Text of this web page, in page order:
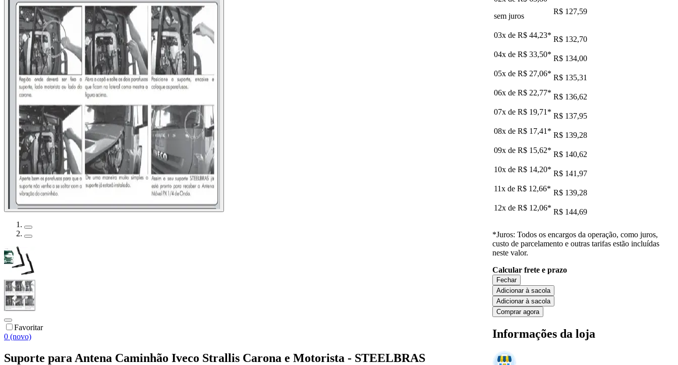
Favoritar
0 (novo)
Suporte para Antena Caminhão Iveco Strallis Carona e Motorista - STEELBRAS
sem juros
R$ 127,59
03x de R$ 44,23* R$ 132,70
04x de R$ 33,50* R$ 134,00
05x de R$ 27,06* R$ 135,31
06x de R$ 22,77* R$ 136,62
07x de R$ 19,71 * R$ 137,95
08x de R$ 17,41 * R$ 139,28
09x de R$ 15,62* R$ 140,62
10x de R$ 14,20* R$ 141,97
11x de R$ 12,66* R$ 139,28
12x de R$ 12,06* R$ 144,69
*Juros: Todos os encargos da operação, como juros,
custo de parcelamento e outras tarifas estão incluídas
neste valor.
Calcular frete e prazo
Fechar
Adicionar à sacola
Adicionar à sacola
Comprar agora
Informações da loja